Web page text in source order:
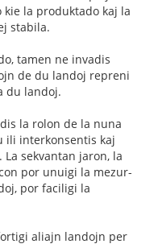
la produktado kaj la
stabila.
tamen ne invadis
de du landoj repreni
du landoj.
la rolon de la nuna
ili interkonsentis kaj
sekvantan jaron, la
por unuigi la mezur-
por faciligi la
aliajn landojn per